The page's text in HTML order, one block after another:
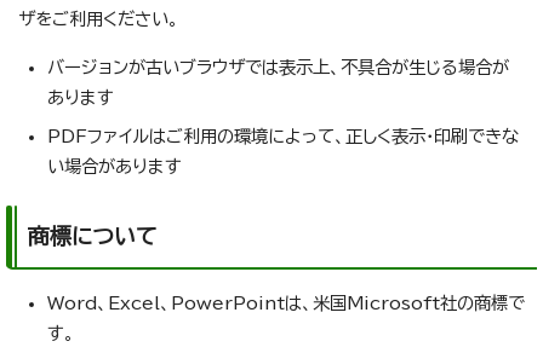
ザをご利用ください。
バージョンが古いブラウザでは表示上、不具合が生じる場合が
あります
PDFファイルはご利用の環境によって、正しく表示・印刷できな
い場合があります
商標について
Word、Excel、PowerPointは、米国Microsoft社の商標で
す。